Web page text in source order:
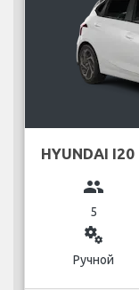
HYUNDAI I20
group
5
miscellaneous_services
Ручной